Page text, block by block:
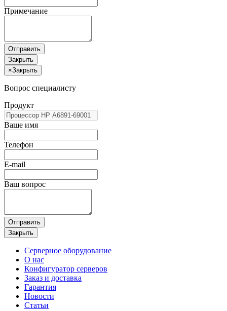
Примечание
Отправить
Закрыть
×Закрыть
Вопрос специалисту
Продукт
Ваше имя
Телефон
E-mail
Ваш вопрос
Отправить
Закрыть
Серверное оборудование
О нас
Конфигуратор серверов
Заказ и доставка
Гарантия
Новости
Статьи